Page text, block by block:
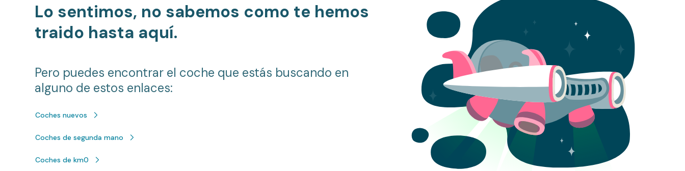
Lo sentimos, no sabemos como te hemos
traido hasta aquí.
Pero puedes encontrar el coche que estás buscando en
alguno de estos enlaces:
Coches nuevos
Coches de segunda mano
Coches de km0